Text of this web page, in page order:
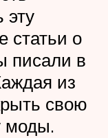
эту
статьи о
писали в
из
свою
моды.